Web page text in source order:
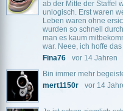
ab der Mitte der Staffel
unlogisch. Erst waren
Leben waren ohne
wurden so schnell
man es kaum
war. Neee, ich hoffe
Fina76
vor 14 Jahren
Bin immer mehr
mert1150r
vor 14